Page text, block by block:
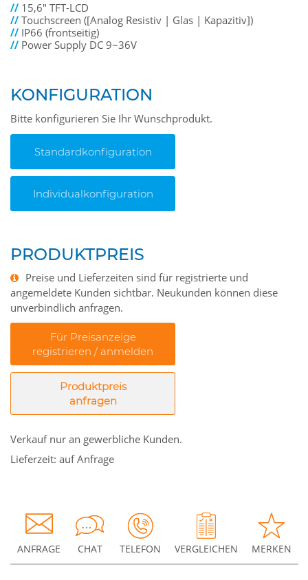
// 15,6" TFT-LCD
//Touchscreen ([Analog Resistiv | Glas | Kapazitiv])
// IP66 (frontseitig)
// Power Supply DC 9~36V
KONFIGURATION
Bitte konfigurieren Sie Ihr Wunschprodukt.
Standardkonfiguration
Individualkonfiguration
PRODUKTPREIS
Preise und Lieferzeiten sind für registrierte und
angemeldete Kunden sichtbar. Neukunden können diese
unverbindlich anfragen.
Für Preisanzeige
registrieren / anmelden
Produktpreis
anfragen
Verkauf nur an gewerbliche Kunden.
Lieferzeit: auf Anfrage
ANFRAGE CHAT TELEFON VERGLEICHEN MERKEN